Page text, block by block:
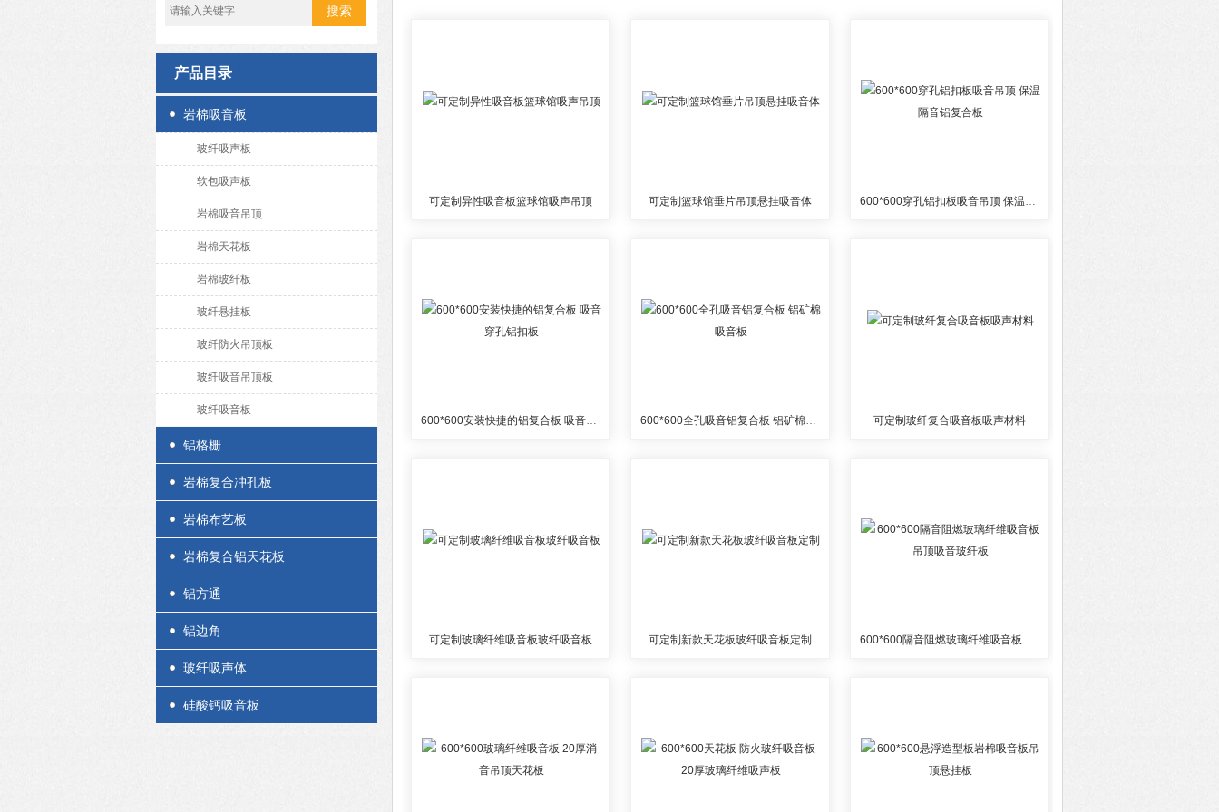
产品目录
岩棉吸音板
玻纤吸声板
软包吸声板
岩棉吸音吊顶
岩棉天花板
岩棉玻纤板
玻纤悬挂板
玻纤防火吊顶板
玻纤吸音吊顶板
玻纤吸音板
铝格栅
岩棉复合冲孔板
岩棉布艺板
岩棉复合铝天花板
铝方通
铝边角
玻纤吸声体
硅酸钙吸音板
可定制异性吸音板篮球馆吸声吊顶 可定制篮球馆垂片吊顶悬挂吸音体 600*600穿孔铝扣板吸音吊顶 保温隔音铝复合板
600*600安装快捷的铝复合板 吸音穿孔铝扣板 600*600全孔吸音铝复合板 铝矿棉吸音板 可定制玻纤复合吸音板吸声材料
可定制玻璃纤维吸音板玻纤吸音板 可定制新款天花板玻纤吸音板定制 600*600隔音阻燃玻璃纤维吸音板 吊顶吸音玻纤板